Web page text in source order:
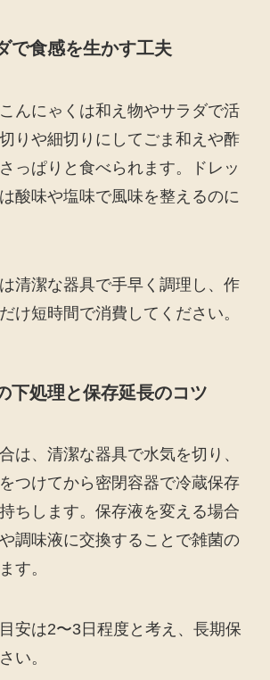
で食感を生かす工夫
んにゃくは和え物やサラダで活
りや細切りにしてごま和えや酢
っぱりと食べられます。ドレッ
酸味や塩味で風味を整えるのに
清潔な器具で手早く調理し、作
け短時間で消費してください。
下処理と保存延長のコツ
は、清潔な器具で水気を切り、
つけてから密閉容器で冷蔵保存
ちします。保存液を変える場合
調味液に交換することで雑菌の
す。
安は2〜3日程度と考え、長期保
い。